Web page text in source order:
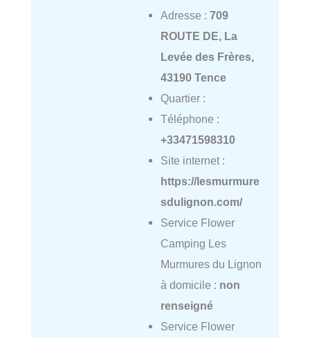
Adresse : 709
ROUTE DE, La
Levée des Frères,
43190 Tence
Quartier :
Téléphone :
+33471598310
Site internet :
https://lesmurmure
sdulignon.com/
Service Flower
Camping Les
Murmures du Lignon
à domicile : non
renseigné
Service Flower